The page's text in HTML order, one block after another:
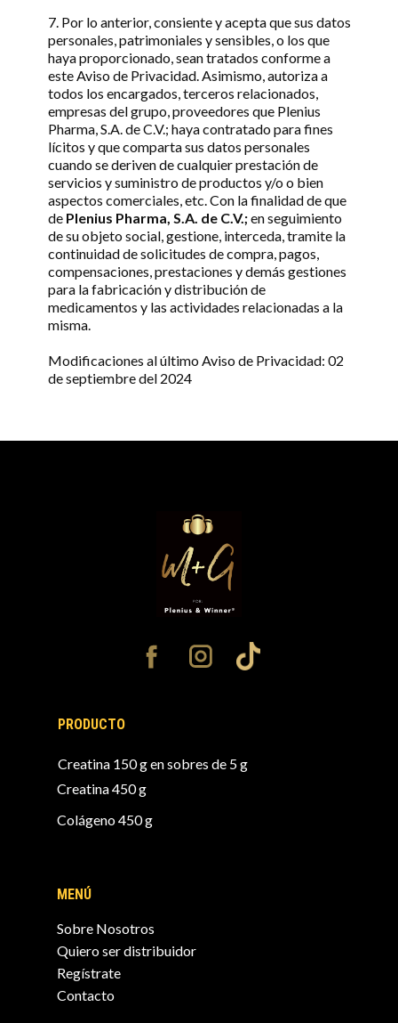
7. Por lo anterior, consiente y acepta que sus datos
personales, patrimoniales y sensibles, o los que
haya proporcionado, sean tratados conforme a
este Aviso de Privacidad. Asimismo, autoriza a
todos los encargados, terceros relacionados,
empresas del grupo, proveedores que Plenius
Pharma, S.A. de C.V.; haya contratado para fines
lícitos y que comparta sus datos personales
cuando se deriven de cualquier prestación de
servicios y suministro de productos y/o o bien
aspectos comerciales, etc. Con la finalidad de que
de Plenius Pharma, S.A. de C.V.;en seguimiento
de su objeto social, gestione, interceda, tramite la
continuidad de solicitudes de compra, pagos,
compensaciones, prestaciones y demás gestiones
para la fabricación y distribución de
medicamentos y las actividades relacionadas a la
misma.
Modificaciones al último Aviso de Privacidad: 02
de septiembre del 2024
PRODUCTO
Creatina 150 g en sobres de 5 g
Creatina 450 g
Colágeno 450 g
MENÚ
Sobre Nosotros
Quiero ser distribuidor
Regístrate
Contacto